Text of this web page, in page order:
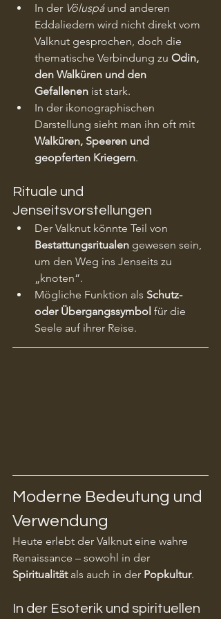
In der Völuspá und anderen
Eddaliedern wird nicht direkt vom
Valknut gesprochen, doch die
thematische Verbindung zu Odin,
den Walküren und den
Gefallenen ist stark.
In der ikonographischen
Darstellung sieht man ihn oft mit
Walküren, Speeren und
geopferten Kriegern.
Rituale und
Jenseitsvorstellungen
Der Valknut könnte Teil von
Bestattungsritualen gewesen sein,
um den Weg ins Jenseits zu
„knoten“.
Mögliche Funktion als Schutz-
oder Übergangssymbol für die
Seele auf ihrer Reise.
Moderne Bedeutung und
Verwendung
Heute erlebt der Valknut eine wahre
Renaissance – sowohl in der
Spiritualität als auch in der Popkultur.
In der Esoterik und spirituellen